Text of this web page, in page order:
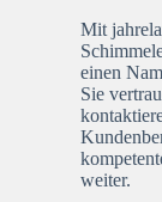
Mit
einen
Sie
weiter.